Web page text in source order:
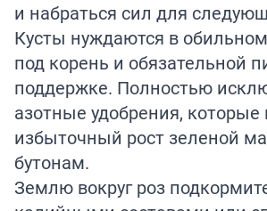
и набраться сил для
Кусты нуждаются в
под корень и обязательной
поддержке. Полностью
азотные удобрения,
избыточный рост зеленой
бутонам.
Землю вокруг роз